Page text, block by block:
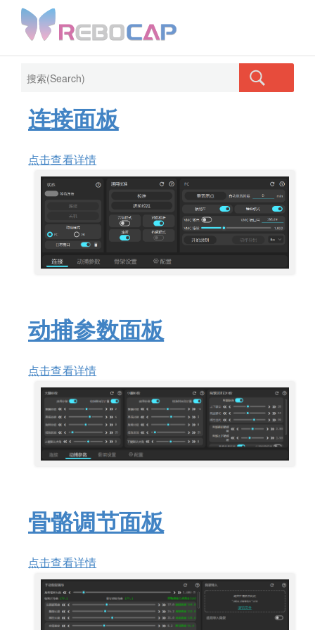
Rebocap Online
Store
连接面板
点击查看详情
动捕参数面板
点击查看详情
骨骼调节面板
点击查看详情